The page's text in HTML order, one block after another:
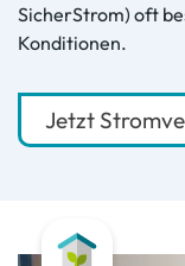
SicherStrom) oft
Konditionen.
Jetzt